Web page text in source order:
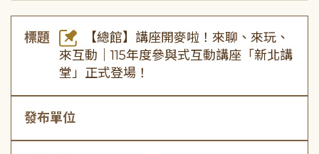
標題
【總館】講座開麥啦！來聊、來玩、
來互動｜115年度參與式互動講座「新北講
堂」正式登場！
發布單位